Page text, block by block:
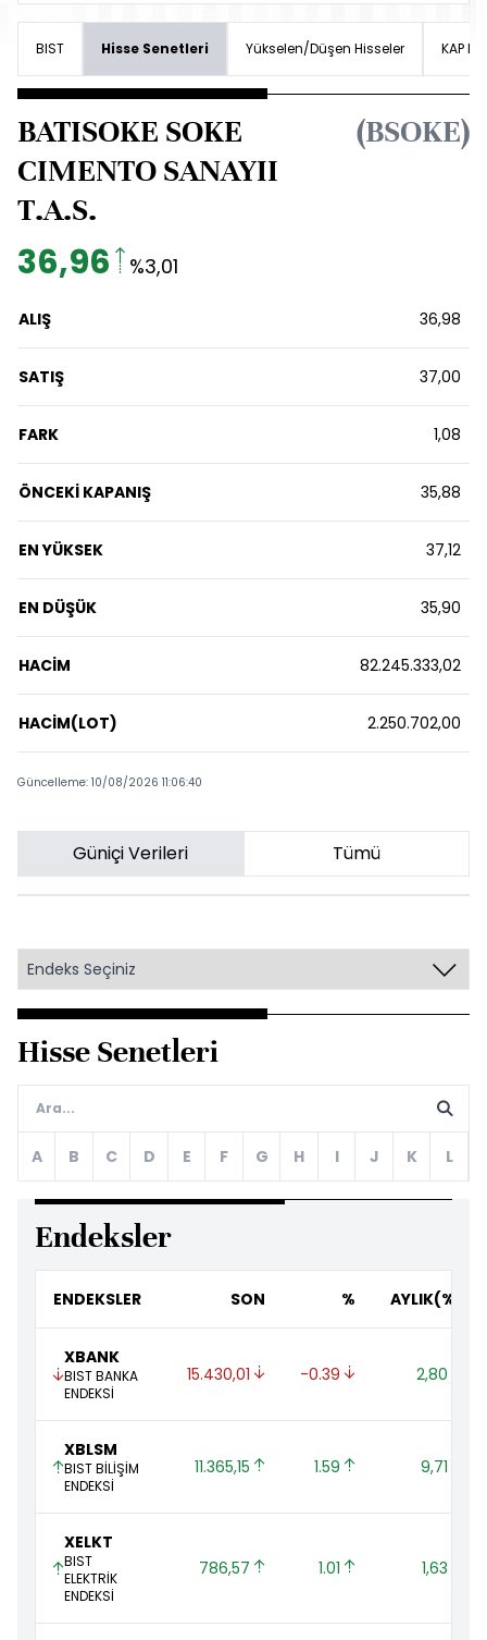
BIST Hisse Senetleri Yükselen/Düşen Hisseler KAP
BATISOKE SOKE
CIMENTO SANAYII
T.A.S.
(BSOKE)
36,96 %3,01
ALIŞ 36,98
SATIŞ 37,00
FARK 1,08
ÖNCEKİ KAPANIŞ 35,88
EN YÜKSEK 37,12
EN DÜŞÜK 35,90
HACİM 82.245.333,02
HACİM(LOT) 2.250.702,00
Güncelleme: 10/08/2026 11:06:40
Güniçi Verileri Tümü
Hisse Senetleri
A B C D E F G H I J K L
Endeksler
ENDEKSLER SON % AYLIK(%)
XBANK
BIST BANKA
ENDEKSİ
15.430,01 -0.39 2,80
XBLSM
BIST BİLİŞİM
ENDEKSİ
11.365,15 1.59 9,71
XELKT
BIST
ELEKTRİK
ENDEKSİ
786,57 1.01 1,63